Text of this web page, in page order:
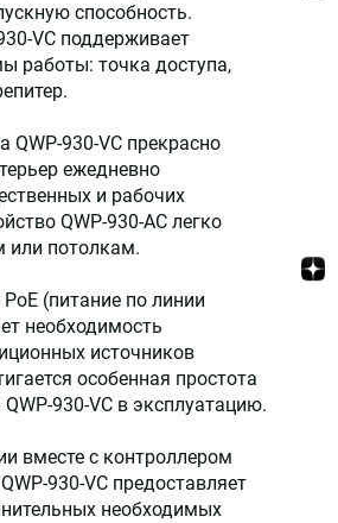
способность.
VC поддерживает
работы: точка доступа,
QWP-930-VC прекрасно
ежедневно
и рабочих
QWP-930-AC легко
или потолкам.
(питание по линии
необходимость
источников
особенная простота
930-VC в эксплуатацию.
вместе с контроллером
930-VC предоставляет
необходимых